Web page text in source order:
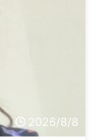
2026/8/8